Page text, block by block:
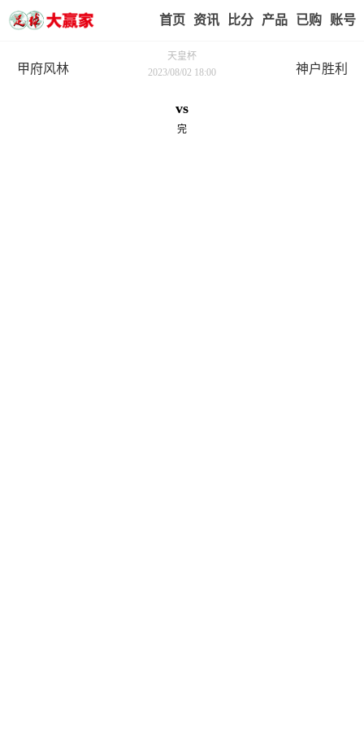
首页 赢家视点赛事比分实战版入口
我的
天皇杯
2023/08/02 18:00
vs
完
甲府风林 神户胜利